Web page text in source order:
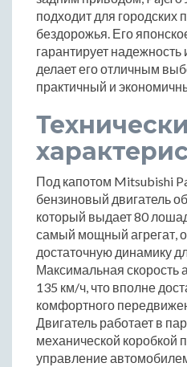
подходит для городских
бездорожья. Его
гарантирует надежность
делает его отличным
практичный и
Под капотом Mitsubishi
бензиновый двигатель
который выдает 80
самый мощный агрегат,
достаточную динамику
Максимальная скорость
135 км/ч, что вполне
комфортного
Двигатель работает в
механической коробкой
управление